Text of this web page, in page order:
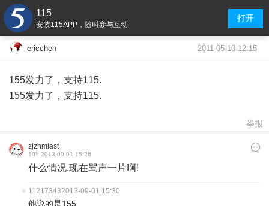
115
安装115APP，随时参与互动
打开
ericchen 2011-05-10 12:15
155发力了，支持115.
155发力了，支持115.
举报
zjzhmlast
10# 2013-09-01 15:26
什么情况,现在骂声一片啊!
112173432013-09-01 15:30
他说的是155